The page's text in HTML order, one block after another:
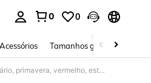
0 0
Tamanhos grandes
Calças femininas casuais às riscas, perna reta e soltas, adequadas para férias de verão e uso diário, primavera, vermelho, estéticas